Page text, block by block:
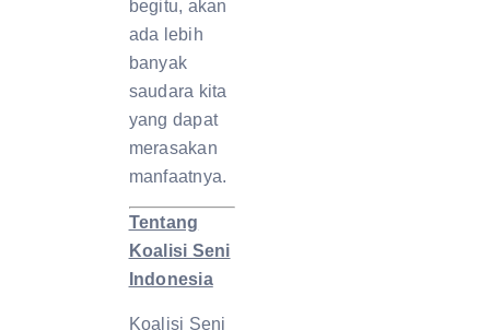
begitu, akan
ada lebih
banyak
saudara kita
yang dapat
merasakan
manfaatnya.
Tentang
Koalisi Seni
Indonesia
Koalisi Seni